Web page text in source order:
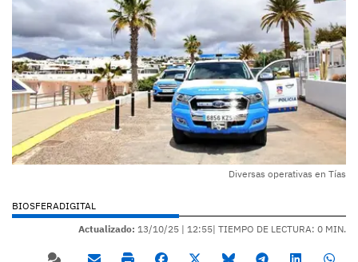
Diversas operativas en Tías
BIOSFERADIGITAL
Actualizado: 13/10/25 | 12:55| TIEMPO DE LECTURA: 0 MIN.